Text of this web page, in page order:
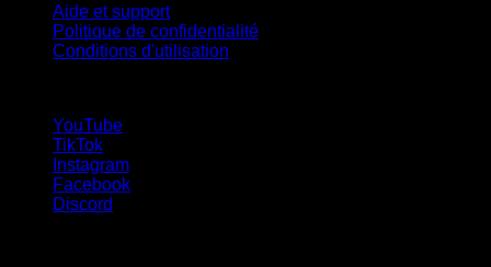
Aide et support
Politique de confidentialité
Conditions d'utilisation
YouTube
TikTok
Instagram
Facebook
Discord